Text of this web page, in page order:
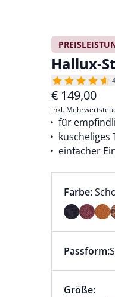
Hallux-
€ 149,00
inkl.
für
einfacher
Farbe:
Farbe
Dieser
Passform:
Größe: